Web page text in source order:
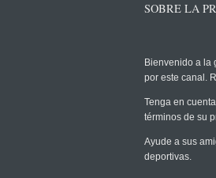
SOBRE LA
Bienvenido a la
por este canal.
Tenga en
términos de su
Ayude a sus
deportivas.